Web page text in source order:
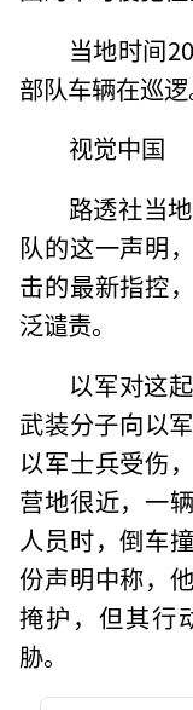
当地时间
部队车辆在巡逻
视觉中国
路透社当
队的这一声明
击的最新指控
泛谴责。
以军对这
武装分子向以
以军士兵受伤
营地很近，一
人员时，倒车
份声明中称，
掩护，但其行
胁。